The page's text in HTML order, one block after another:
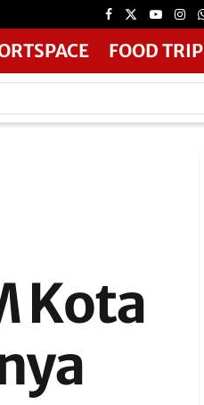
FOOD TRIP
Kota